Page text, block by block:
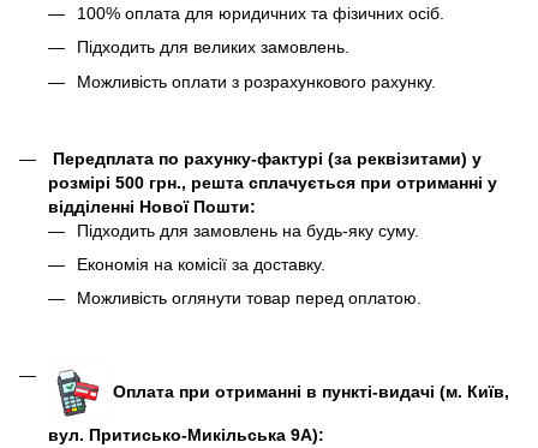
100% оплата для юридичних та фізичних осіб.
Підходить для великих замовлень.
Можливість оплати з розрахункового рахунку.
Передплата по рахунку-фактурі (за реквізитами) у
розмірі 500 грн., решта сплачується при отриманні у
відділенні Нової Пошти:
Підходить для замовлень на будь-яку суму.
Економія на комісії за доставку.
Можливість оглянути товар перед оплатою.
Оплата при отриманні в пункті-видачі (м. Київ,
вул. Притисько-Микільська 9А):